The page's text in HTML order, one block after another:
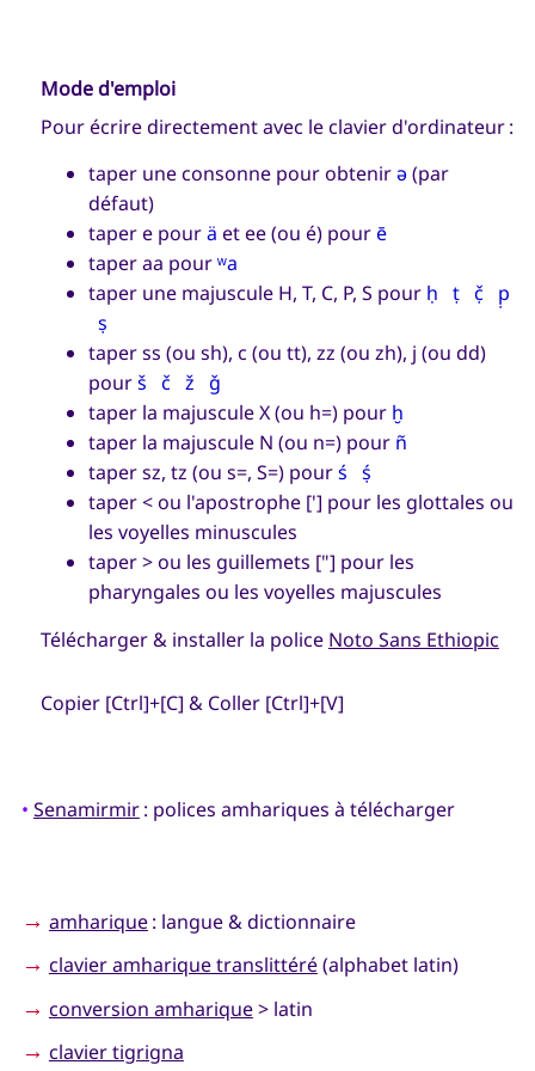
Mode d'emploi
Pour écrire directement avec le clavier d'ordinateur :
taper une consonne pour obtenirə(par
défaut)
taper e pourä et ee (ou é) pourē
taper aa pourʷa
taper une majuscule H, T, C, P, S pour ḥ ṭ č̣
p̣
ṣ
taper ss (ou sh), c (ou tt), zz (ou zh), j (ou dd)
pourš č ž
ǧ
taper la majuscule X (ou h=) pour ḫ
taper la majuscule N (ou n=) pour ñ
taper sz, tz (ou s=, S=) pourś ṣ́
taper < ou l'apostrophe ['] pour les glottales ou
les voyelles minuscules
taper > ou les guillemets ["] pour les
pharyngales ou les voyelles majuscules
Télécharger & installer la police Noto Sans Ethiopic
Copier [Ctrl]+[C] & Coller [Ctrl]+[V]
• Senamirmir: polices amhariques à télécharger
→ amharique: langue & dictionnaire
→ clavier amharique translittéré(alphabet latin)
→ conversion amharique> latin
→ clavier tigrigna